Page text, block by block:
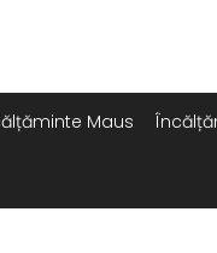
Maus